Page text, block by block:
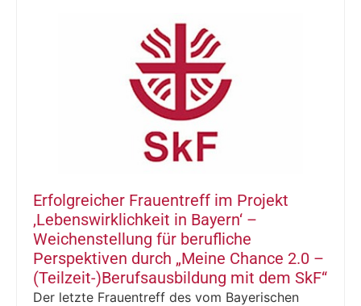
Erfolgreicher Frauentreff im Projekt
‚Lebenswirklichkeit in Bayern‘ –
Weichenstellung für berufliche
Perspektiven durch „Meine Chance 2.0 –
(Teilzeit-)Berufsausbildung mit dem SkF“
Der letzte Frauentreff des vom Bayerischen